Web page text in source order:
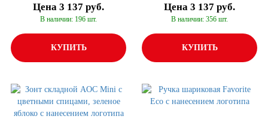
Цена 3 137 руб.
В наличии: 196 шт.
КУПИТЬ
Цена 3 137 руб.
В наличии: 356 шт.
КУПИТЬ